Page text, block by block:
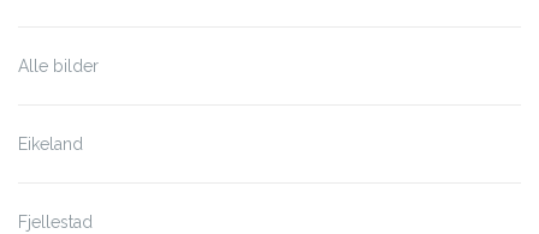
Alle bilder
Eikeland
Fjellestad